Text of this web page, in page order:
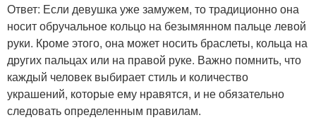
Ответ: Если девушка уже замужем, то традиционно она
носит обручальное кольцо на безымянном пальце левой
руки. Кроме этого, она может носить браслеты, кольца на
других пальцах или на правой руке. Важно помнить, что
каждый человек выбирает стиль и количество
украшений, которые ему нравятся, и не обязательно
следовать определенным правилам.